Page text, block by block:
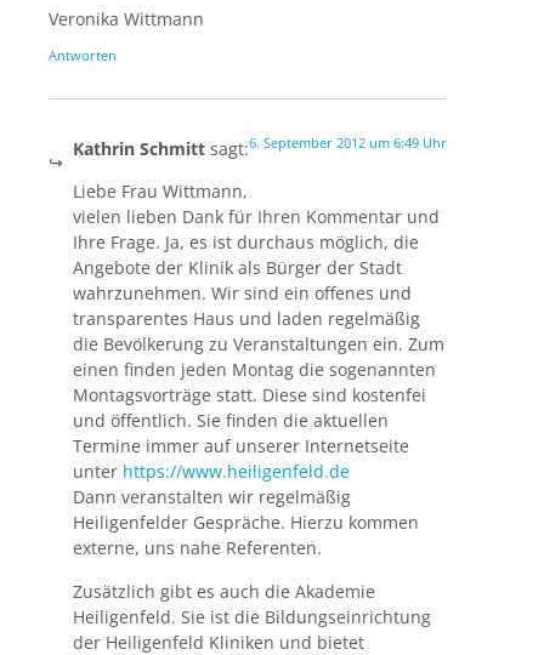
Veronika Wittmann
Antworten
Kathrin Schmitt sagt:6. September 2012 um 6:49 Uhr
Liebe Frau Wittmann,
vielen lieben Dank für Ihren Kommentar und
Ihre Frage. Ja, es ist durchaus möglich, die
Angebote der Klinik als Bürger der Stadt
wahrzunehmen. Wir sind ein offenes und
transparentes Haus und laden regelmäßig
die Bevölkerung zu Veranstaltungen ein. Zum
einen finden jeden Montag die sogenannten
Montagsvorträge statt. Diese sind kostenfei
und öffentlich. Sie finden die aktuellen
Termine immer auf unserer Internetseite
unter https://www.heiligenfeld.de
Dann veranstalten wir regelmäßig
Heiligenfelder Gespräche. Hierzu kommen
externe, uns nahe Referenten.
Zusätzlich gibt es auch die Akademie
Heiligenfeld. Sie ist die Bildungseinrichtung
der Heiligenfeld Kliniken und bietet